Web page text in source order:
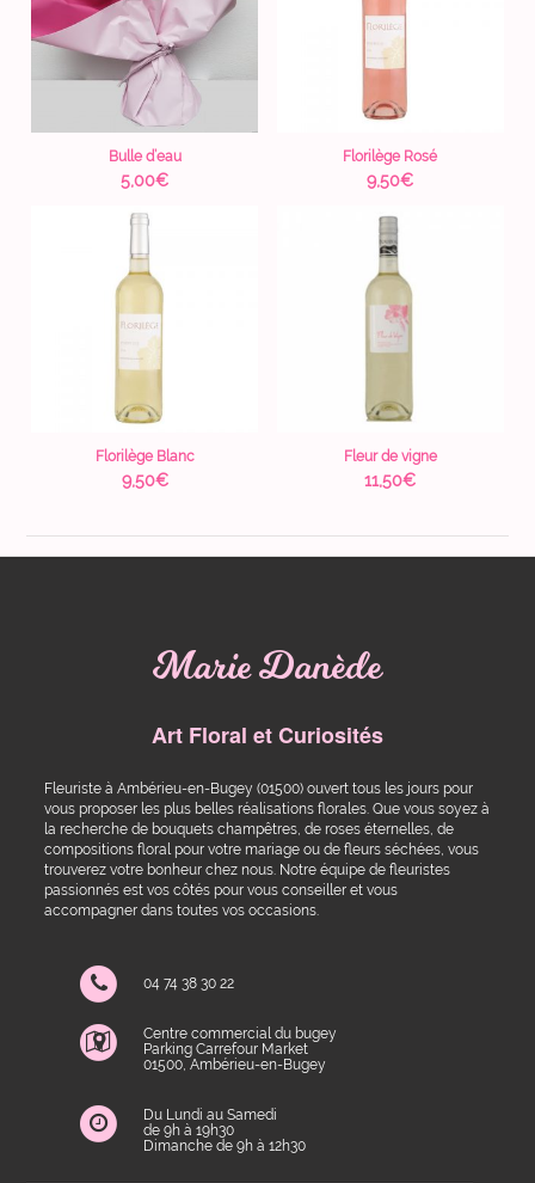
Bulle d’eau
5,00€
Florilège Rosé
9,50€
Florilège Blanc
9,50€
Fleur de vigne
11,50€
Marie Danède
Art Floral et Curiosités
Fleuriste à Ambérieu-en-Bugey (01500) ouvert tous les jours pour
vous proposer les plus belles réalisations florales. Que vous soyez à
la recherche de bouquets champêtres, de roses éternelles, de
compositions floral pour votre mariage ou de fleurs séchées, vous
trouverez votre bonheur chez nous. Notre équipe de fleuristes
passionnés est vos côtés pour vous conseiller et vous
accompagner dans toutes vos occasions.
04 74 38 30 22
Centre commercial du bugey
Parking Carrefour Market
01500, Ambérieu-en-Bugey
Du Lundi au Samedi
de 9h à 19h30
Dimanche de 9h à 12h30